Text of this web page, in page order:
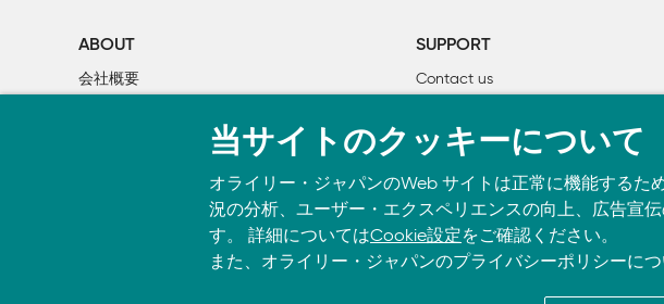
    2.3　レガシーシステムにおける複雑性
    2.4　基礎となるメソッド
    2.5　次章では
3章　ドメイン駆動設計
    3.1　複雑性に立ち向かうDDDの概念
    3.2　DDDとビジネスドメイン
        3.2.1　ユビキタス言語
        3.2.2　ビジネス側の戦略的設計
ABOUT
会社概要
SUPPORT
Contact us
書籍注文
当サイトのクッキーについて
オライリー・ジャパンのWeb サイトは正常に機能する
況の分析、ユーザー・エクスペリエンスの向上、広告宣
す。 詳細についてはCookie設定をご確認ください。
また、オライリー・ジャパンのプライバシーポリシーに